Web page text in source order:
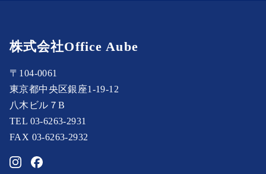
株式会社Office Aube
〒104-0061
東京都中央区銀座1-19-12
八木ビル７B
TEL 03-6263-2931
FAX 03-6263-2932